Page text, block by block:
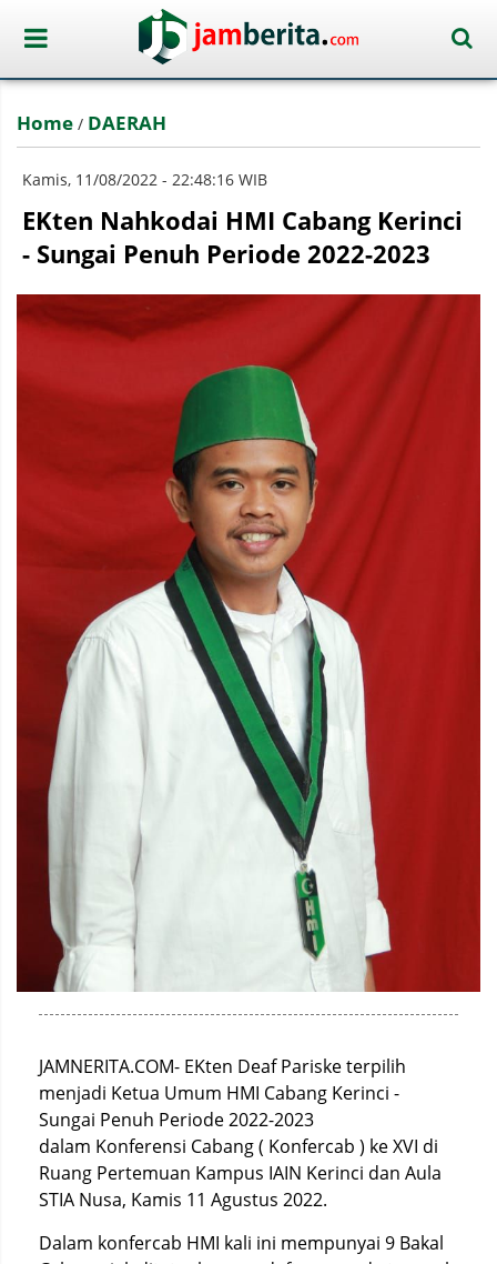
Home / DAERAH
Kamis, 11/08/2022 - 22:48:16 WIB
EKten Nahkodai HMI Cabang Kerinci
- Sungai Penuh Periode 2022-2023
JAMNERITA.COM- EKten Deaf Pariske terpilih
menjadi Ketua Umum HMI Cabang Kerinci -
Sungai Penuh Periode 2022-2023
dalam Konferensi Cabang ( Konfercab ) ke XVI di
Ruang Pertemuan Kampus IAIN Kerinci dan Aula
STIA Nusa, Kamis 11 Agustus 2022.
Dalam konfercab HMI kali ini mempunyai 9 Bakal